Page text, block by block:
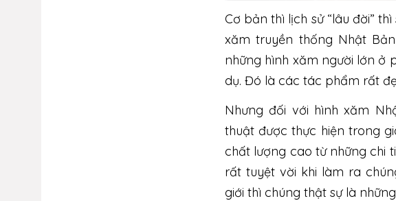
Cơ bản thì lịch sử “lâu đời”
xăm truyền thống Nhật
những hình xăm người lớn ở
dụ. Đó là các tác phẩm rất
Nhưng đối với hình xăm
thuật được thực hiện trong
chất lượng cao từ những chi
rất tuyệt vời khi làm ra
giới thì chúng thật sự là